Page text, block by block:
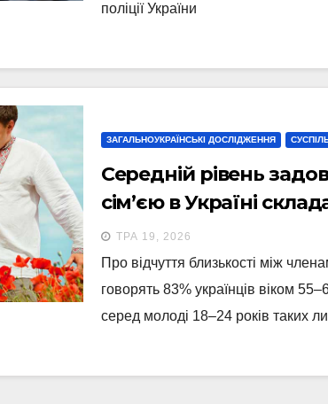
поліції України
ЗАГАЛЬНОУКРАЇНСЬКІ ДОСЛІДЖЕННЯ
Середній рівень
сім’єю в Україні
ТРА 19, 2026
Про відчуття близькості між
говорять 83% українців віком
серед молоді 18–24 років таких